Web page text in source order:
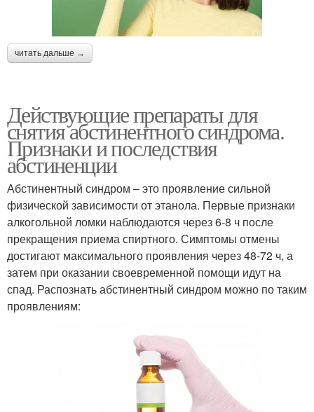
читать дальше →
Действующие препараты для
снятия абстинентного синдрома.
Признаки и последствия
абстиненции
Абстинентный синдром – это проявление сильной
физической зависимости от этанола. Первые признаки
алкогольной ломки наблюдаются через 6-8 ч после
прекращения приема спиртного. Симптомы отмены
достигают максимального проявления через 48-72 ч, а
затем при оказании своевременной помощи идут на
спад. Распознать абстинентный синдром можно по таким
проявлениям: